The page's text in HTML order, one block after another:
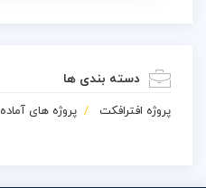
دسته بندی ها
پروژه افترافکت پروژه های آماده